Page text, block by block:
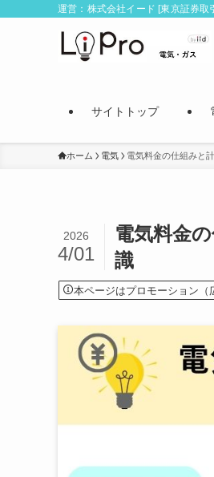
運営：株式会社イード [東京証券
サイトトップ
ホーム 電気 電気料金の仕組みと
電気料金
識
2026
4/01
本ページはプロモーション（